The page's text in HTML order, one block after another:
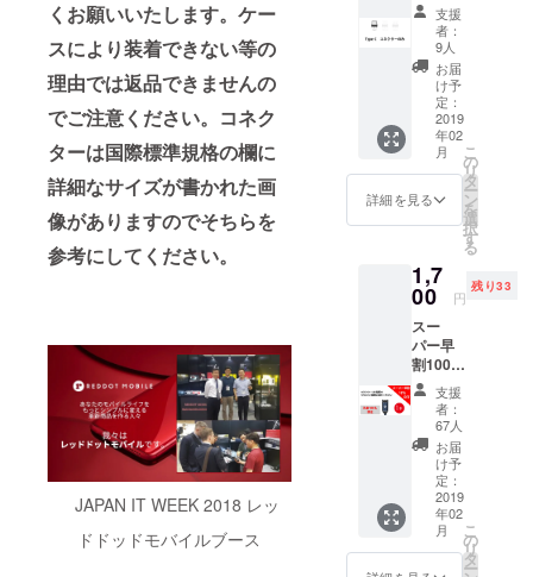
くお願いいたします。ケー
スにより装着できない等の
理由では返品できませんの
でご注意ください。コネク
ターは国際標準規格の欄に
詳細なサイズが書かれた画
像がありますのでそちらを
参考にしてください。
JAPAN IT WEEK 2018 レッ
ドドッドモバイルブース
い。 ※
ケーブ
ルは含
まれて
おりま
せん！
ター の
み マグ
ネット
ケーブ
ルをご
支援い
ただか
ないと
ご利用
いただ
けませ
んので
ご注意
い。 必
ずセッ
トでご
支援く
ださ
い。 ※
ケーブ
ルは含
まれて
おりま
せん！
支援
者：
9人
お届
け予
定：
2019
年02
月
詳細を見る
こ
の
リ
タ
ー
ン
を
選
択
す
る
1,7
00 円
残り33
スー
パー早
割100
セット
限
定！！
マグ
ネット
ケーブ
ル1本 +
コネク
ター1個
Type-
支援
者：
67人
お届
け予
定：
2019
年02
月
こ
の
リ
タ
ー